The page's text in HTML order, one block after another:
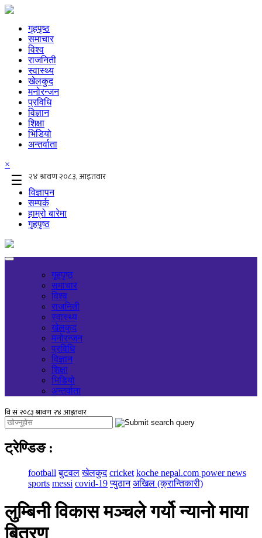
गृहपृष्ठ
समाचार
विश्व
राजनिती
स्वास्थ्य
खेलकुद
मनोरन्जन
प्रविधि
विज्ञान
शिक्षा
भिडियो
अन्तर्वाता
×
☰
विज्ञापन
सम्पर्क
हाम्रो बारेमा
गृहपृष्ठ
गृहपृष्ठ
समाचार
विश्व
राजनिती
स्वास्थ्य
खेलकुद
मनोरन्जन
प्रविधि
विज्ञान
शिक्षा
भिडियो
अन्तर्वाता
ट्रेण्डिङ :
football बुटवल खेलकुद cricket koche nepal.com power news
sports messi covid-19 प्युठान अखिल (क्रान्तिकारी)
लुम्बिनी विकास मञ्चले गर्यो न्यानो माया
बितरण